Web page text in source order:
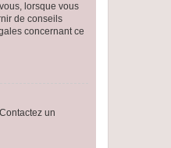
lorsque vous
de conseils
concernant ce
un